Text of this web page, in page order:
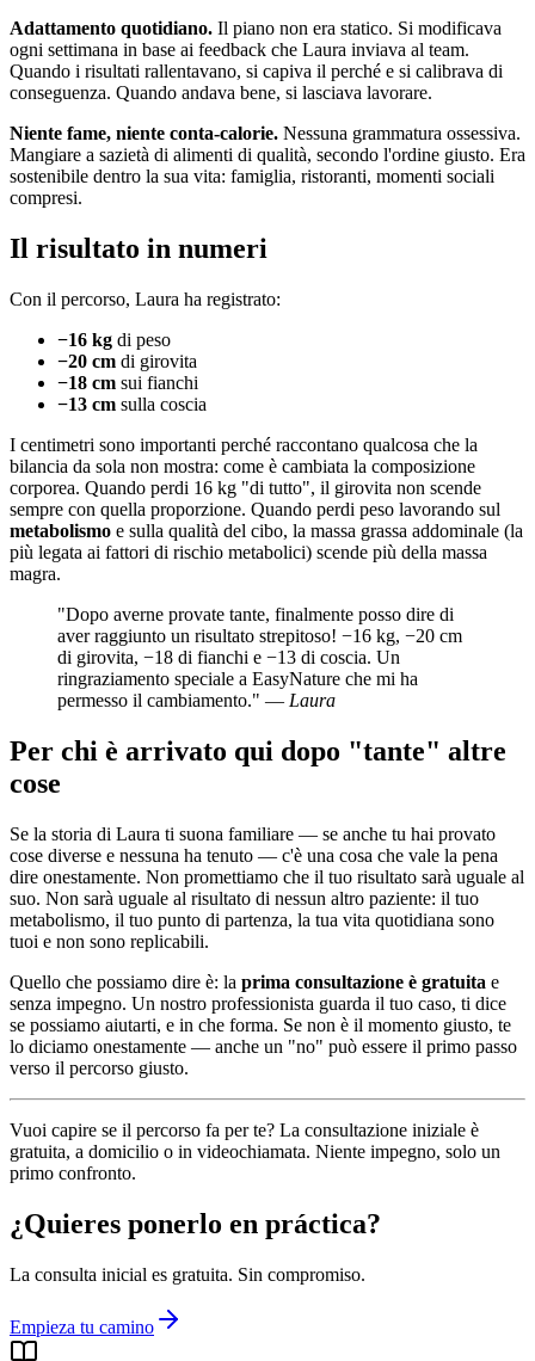
Adattamento quotidiano. Il piano non era statico. Si modificava
ogni settimana in base ai feedback che Laura inviava al team.
Quando i risultati rallentavano, si capiva il perché e si calibrava di
conseguenza. Quando andava bene, si lasciava lavorare.
Niente fame, niente conta-calorie. Nessuna grammatura ossessiva.
Mangiare a sazietà di alimenti di qualità, secondo l'ordine giusto. Era
sostenibile dentro la sua vita: famiglia, ristoranti, momenti sociali
compresi.
Il risultato in numeri
Con il percorso, Laura ha registrato:
−16 kg di peso
−20 cm di girovita
−18 cm sui fianchi
−13 cm sulla coscia
I centimetri sono importanti perché raccontano qualcosa che la
bilancia da sola non mostra: come è cambiata la composizione
corporea. Quando perdi 16 kg "di tutto", il girovita non scende
sempre con quella proporzione. Quando perdi peso lavorando sul
metabolismo e sulla qualità del cibo, la massa grassa addominale (la
più legata ai fattori di rischio metabolici) scende più della massa
magra.
"Dopo averne provate tante, finalmente posso dire di
aver raggiunto un risultato strepitoso! −16 kg, −20 cm
di girovita, −18 di fianchi e −13 di coscia. Un
ringraziamento speciale a EasyNature che mi ha
permesso il cambiamento." — Laura
Per chi è arrivato qui dopo "tante" altre
cose
Se la storia di Laura ti suona familiare — se anche tu hai provato
cose diverse e nessuna ha tenuto — c'è una cosa che vale la pena
dire onestamente. Non promettiamo che il tuo risultato sarà uguale al
suo. Non sarà uguale al risultato di nessun altro paziente: il tuo
metabolismo, il tuo punto di partenza, la tua vita quotidiana sono
tuoi e non sono replicabili.
Quello che possiamo dire è: la prima consultazione è gratuita e
senza impegno. Un nostro professionista guarda il tuo caso, ti dice
se possiamo aiutarti, e in che forma. Se non è il momento giusto, te
lo diciamo onestamente — anche un "no" può essere il primo passo
verso il percorso giusto.
Vuoi capire se il percorso fa per te? La consultazione iniziale è
gratuita, a domicilio o in videochiamata. Niente impegno, solo un
primo confronto.
¿Quieres ponerlo en práctica?
La consulta inicial es gratuita. Sin compromiso.
Empieza tu camino